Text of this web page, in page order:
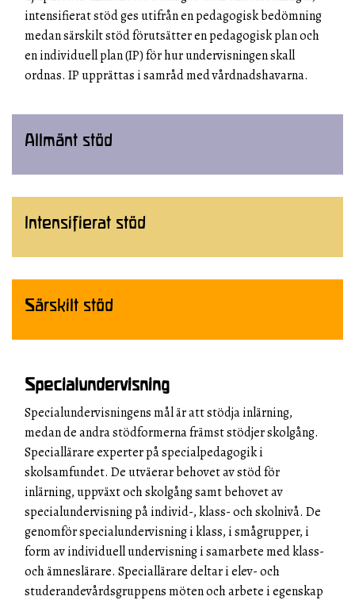
intensifierat stöd ges utifrån en pedagogisk bedömning
medan särskilt stöd förutsätter en pedagogisk plan och
en individuell plan (IP) för hur undervisningen skall
ordnas. IP upprättas i samråd med vårdnadshavarna.
Allmänt stöd
Intensifierat stöd
Särskilt stöd
Specialundervisning
Specialundervisningens mål är att stödja inlärning,
medan de andra stödformerna främst stödjer skolgång.
Speciallärare experter på specialpedagogik i
skolsamfundet. De utväerar behovet av stöd för
inlärning, uppväxt och skolgång samt behovet av
specialundervisning på individ-, klass- och skolnivå. De
genomför specialundervisning i klass, i smågrupper, i
form av individuell undervisning i samarbete med klass-
och ämneslärare. Speciallärare deltar i elev- och
studerandevårdsgruppens möten och arbete i egenskap